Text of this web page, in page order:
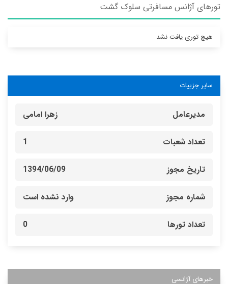
تورهای آژانس مسافرتی سلوک گشت
هیچ توری یافت نشد
سایر جزییات
مدیرعامل زهرا امامی
تعداد شعبات 1
تاریخ مجوز 1394/06/09
شماره مجوز وارد نشده است
تعداد تورها 0
خبرهای آژانسی